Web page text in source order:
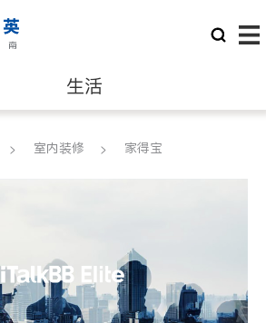
生活
律师
非盈利组织
室内装修 家得宝